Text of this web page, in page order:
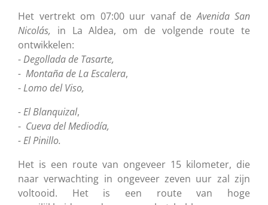
Het vertrekt om 07:00 uur vanaf deAvenida San
Nicolás, in La Aldea, om de volgende route te
ontwikkelen:
-Degollada de Tasarte,
- Montaña de La Escalera,
-Lomo del Viso,
- El Blanquizal,
- Cueva del Mediodía,
- El Pinillo.
Het is een route van ongeveer 15 kilometer, die
naar verwachting in ongeveer zeven uur zal zijn
voltooid. Het is een route van hoge